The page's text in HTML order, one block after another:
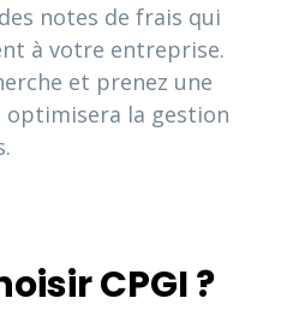
notes de frais qui
à votre entreprise.
et prenez une
optimisera la gestion
CPGI ?